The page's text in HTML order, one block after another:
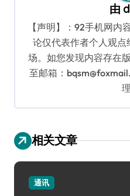
由
【声明】：92手机网内
论仅代表作者个人观
场。如您发现内容存在
至邮箱：
相关文章
通讯